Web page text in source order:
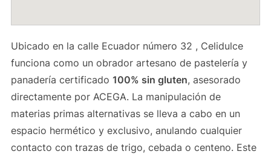
Ubicado en la calle Ecuador número 32 , Celidulce
funciona como un obrador artesano de pastelería y
panadería certificado 100% sin gluten, asesorado
directamente por ACEGA. La manipulación de
materias primas alternativas se lleva a cabo en un
espacio hermético y exclusivo, anulando cualquier
contacto con trazas de trigo, cebada o centeno. Este